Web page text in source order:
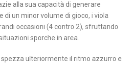
alla sua capacità di generare
di un minor volume di gioco, i viola
occasioni (4 contro 2), sfruttando
sporche in area.
spezza ulteriormente il ritmo azzurro e